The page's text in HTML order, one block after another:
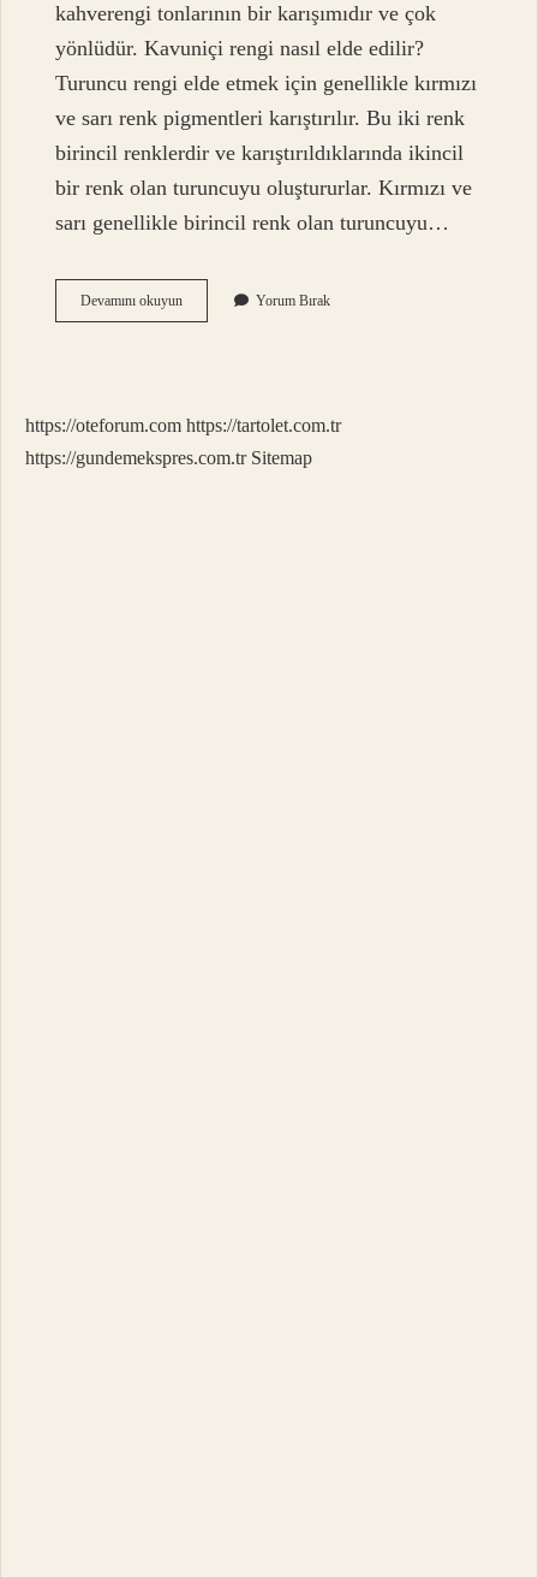
kahverengi tonlarının bir karışımıdır ve çok
yönlüdür. Kavuniçi rengi nasıl elde edilir?
Turuncu rengi elde etmek için genellikle kırmızı
ve sarı renk pigmentleri karıştırılır. Bu iki renk
birincil renklerdir ve karıştırıldıklarında ikincil
bir renk olan turuncuyu oluştururlar. Kırmızı ve
sarı genellikle birincil renk olan turuncuyu…
Devamını okuyunKavuniçi
Rengi
Yorum Bırak
https://oteforum.com https://tartolet.com.tr
https://gundemekspres.com.tr Sitemap